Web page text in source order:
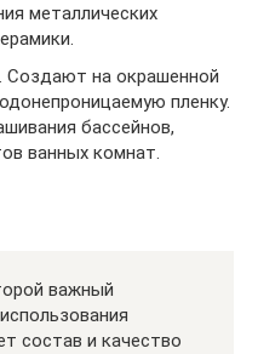
металлических
Создают на окрашенной
пленку.
бассейнов,
ванных комнат.
важный
состав и качество